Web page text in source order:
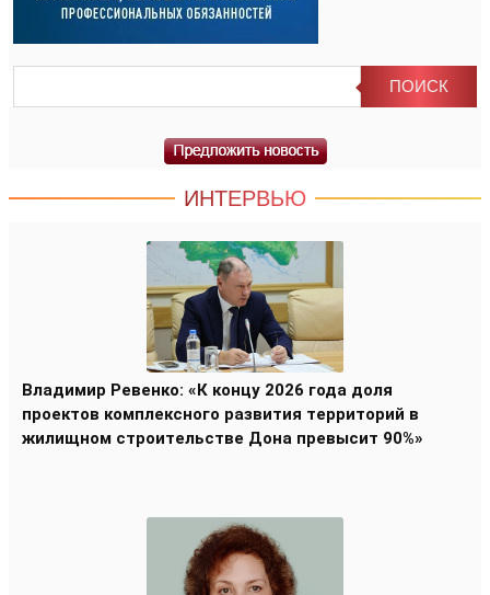
ИНТЕРВЬЮ
Владимир Ревенко: «К концу 2026 года доля
проектов комплексного развития территорий в
жилищном строительстве Дона превысит 90%»